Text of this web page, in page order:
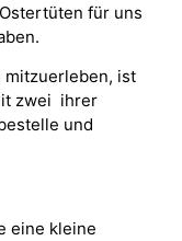
für uns
mitzuerleben, ist
zwei ihrer
und
eine kleine